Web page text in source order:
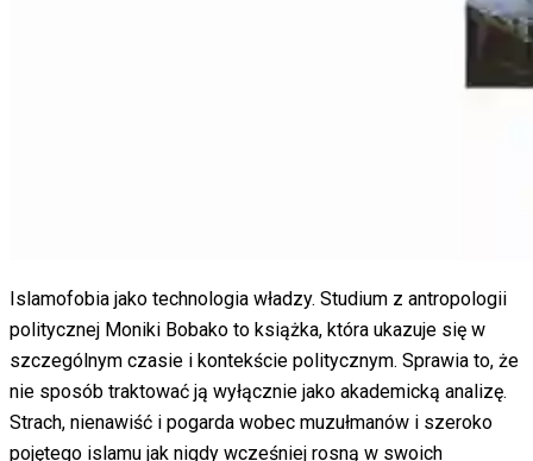
Islamofobia jako technologia władzy. Studium z antropologii
politycznej Moniki Bobako to książka, która ukazuje się w
szczególnym czasie i kontekście politycznym. Sprawia to, że
nie sposób traktować ją wyłącznie jako akademicką analizę.
Strach, nienawiść i pogarda wobec muzułmanów i szeroko
pojętego islamu jak nigdy wcześniej rosną w swoich